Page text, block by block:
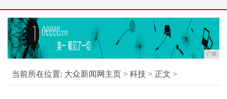
广告
当前所在位置: 大众新闻网主页 > 科技 > 正文 >